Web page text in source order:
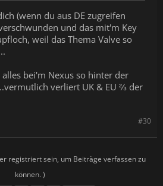
(wenn du aus DE zugreifen
und das mit'm Key
weil das Thema Valve so
bei'm Nexus so hinter der
verliert UK & EU ⅔ der
#30
registriert sein, um Beiträge verfassen zu
können. )